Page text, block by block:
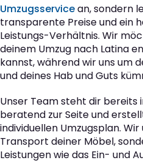
Umzugsservicean, sondern
transparente Preise und ein
Leistungs-Verhältnis. Wir
deinem Umzug nach Latina
kannst, während wir uns um
und deines Hab und Guts
Unser Team steht dir bereits
beratend zur Seite und
individuellen Umzugsplan.
Transport deiner Möbel,
Leistungen wie das Ein- und